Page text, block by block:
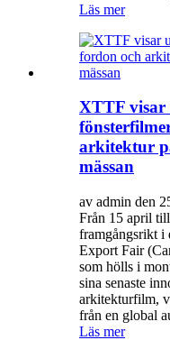
Läs mer
XTTF visar
arkitektur
mässan
av admin den
Från 15 april
framgångsrikt i
Export Fair
som hölls i
sina senaste
arkitekturfilm,
från en global
Läs mer